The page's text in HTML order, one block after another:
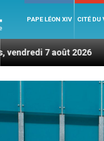
PAPE LÉON XIV CITÉ DU
2026 Léon XIV